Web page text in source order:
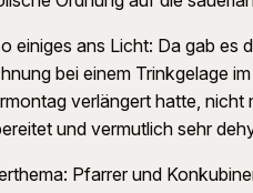
einiges ans Licht: Da gab
bei einem Trinkgelage
verlängert hatte,
und vermutlich sehr
Pfarrer und